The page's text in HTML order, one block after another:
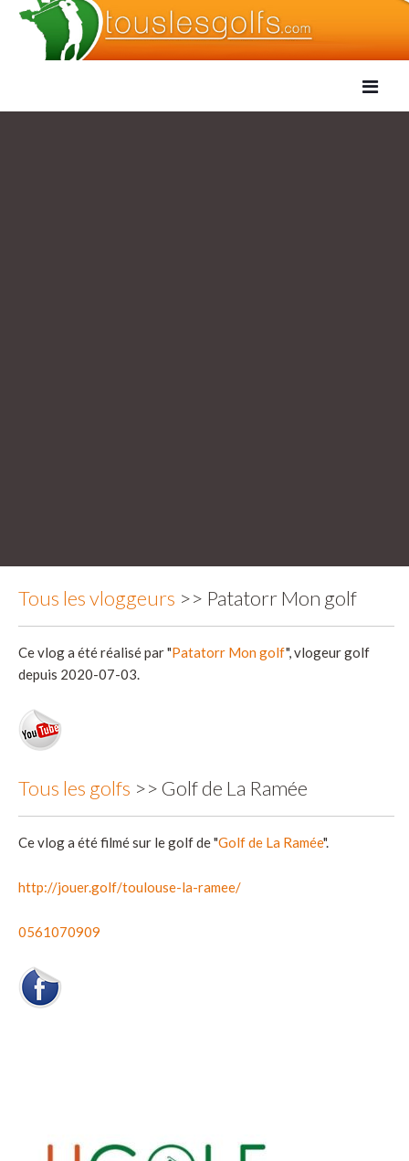
Tous les vloggeurs >> Patatorr Mon golf
Ce vlog a été réalisé par "Patatorr Mon golf", vlogeur golf
depuis 2020-07-03.
Tous les golfs >> Golf de La Ramée
Ce vlog a été filmé sur le golf de "Golf de La Ramée".
http://jouer.golf/toulouse-la-ramee/
0561070909